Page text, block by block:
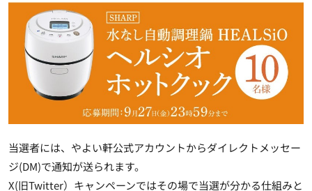
当選者には、やよい軒公式アカウントからダイレクトメッセー
ジ(DM)で通知が送られます。
X(旧Twitter）キャンペーンではその場で当選が分かる仕組みと